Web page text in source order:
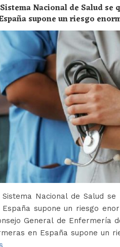
Nacional de Salud se
supone un riesgo
Sistema Nacional de Salud
supone un riesgo
General de Enfermería
en España supone un